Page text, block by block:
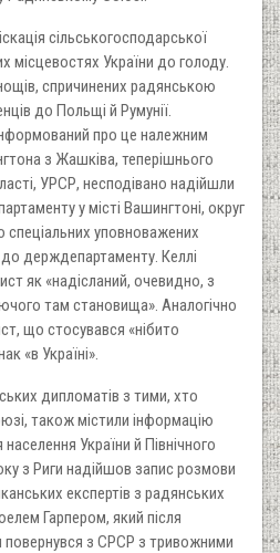
сільськогосподарської
місцевостях України до голоду.
спричинених радянською
до Польщі й Румунії.
про це належним
з Жашківа, теперішнього
УРСР, несподівано надійшли
у місті Вашингтоні, округ
спеціальних уповноважених
до держдепартаменту. Келлі
як «надісланий, очевидно, з
там становища». Аналогічно
що стосувався «нібито
«в Україні».
дипломатів з тими, хто
також містили інформацію
України й Північного
з Риги надійшов запис розмови
експертів з радянських
Гарпером, який після
повернувся з СРСР з тривожними